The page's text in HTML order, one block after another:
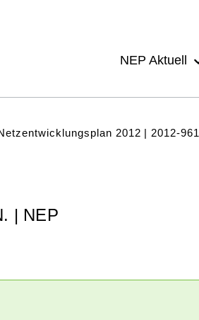
NEP Aktuell
2012
2012-961
| NEP